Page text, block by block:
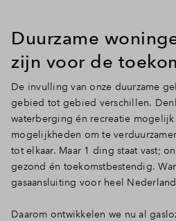
Duurzame
zijn voor de
De invulling van onze duurzame
gebied tot gebied verschillen.
waterberging én recreatie
mogelijkheden om te
tot elkaar. Maar 1 ding staat vast;
gezond én toekomstbestendig.
gasaansluiting voor heel
Daarom ontwikkelen we nu al